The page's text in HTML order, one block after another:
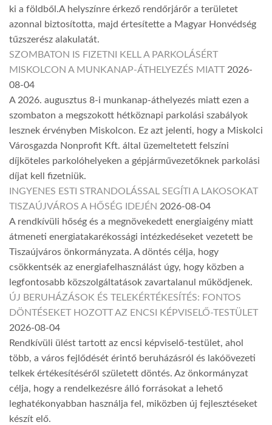
ki a földből.A helyszínre érkező rendőrjárőr a területet
azonnal biztosította, majd értesítette a Magyar Honvédség
tűzszerész alakulatát.
SZOMBATON IS FIZETNI KELL A PARKOLÁSÉRT
MISKOLCON A MUNKANAP-ÁTHELYEZÉS MIATT 2026-
08-04
A 2026. augusztus 8-i munkanap-áthelyezés miatt ezen a
szombaton a megszokott hétköznapi parkolási szabályok
lesznek érvényben Miskolcon. Ez azt jelenti, hogy a Miskolci
Városgazda Nonprofit Kft. által üzemeltetett felszíni
díjköteles parkolóhelyeken a gépjárművezetőknek parkolási
díjat kell fizetniük.
INGYENES ESTI STRANDOLÁSSAL SEGÍTI A LAKOSOKAT
TISZAÚJVÁROS A HŐSÉG IDEJÉN 2026-08-04
A rendkívüli hőség és a megnövekedett energiaigény miatt
átmeneti energiatakarékossági intézkedéseket vezetett be
Tiszaújváros önkormányzata. A döntés célja, hogy
csökkentsék az energiafelhasználást úgy, hogy közben a
legfontosabb közszolgáltatások zavartalanul működjenek.
ÚJ BERUHÁZÁSOK ÉS TELEKÉRTÉKESÍTÉS: FONTOS
DÖNTÉSEKET HOZOTT AZ ENCSI KÉPVISELŐ-TESTÜLET
2026-08-04
Rendkívüli ülést tartott az encsi képviselő-testület, ahol
több, a város fejlődését érintő beruházásról és lakóövezeti
telkek értékesítéséről született döntés. Az önkormányzat
célja, hogy a rendelkezésre álló forrásokat a lehető
leghatékonyabban használja fel, miközben új fejlesztéseket
készít elő.